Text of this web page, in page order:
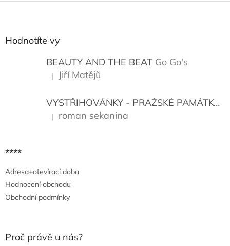
Hodnotíte vy
BEAUTY AND THE BEAT Go Go's
Hodnocení produktu je 5 z 5 hvězdiček.
| Jiří Matějů
VYSTŘIHOVÁNKY - PRAŽSKÉ PAMÁTKY
Hodnocení produktu je 5 z 5 hvězdiček.
| roman sekanina
****
Adresa+otevírací doba
Hodnocení obchodu
Obchodní podmínky
Proč právě u nás?